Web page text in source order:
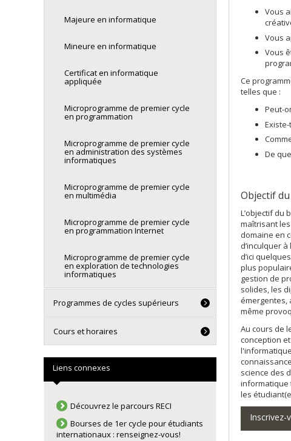
Vous
Vous
Vous
Ce
telles que :
Peut-
De
Objectif
L’objectif du
maîtrisant
domaine en
d’inculquer
d’ici
plus
gestion de
solides, les
émergentes,
même
Au cours de
conception
science des
informatique
les
Inscrivez-
Majeure en informatique
Mineure en informatique
Certificat en informatique
appliquée
Microprogramme de premier cycle
en programmation
Microprogramme de premier cycle
en administration des systèmes
informatiques
Microprogramme de premier cycle
en multimédia
Microprogramme de premier cycle
en programmation Internet
Microprogramme de premier cycle
en exploration de technologies
informatiques
Programmes de cycles supérieurs
Cours et horaires
Liens connexes
Découvrez le parcours RECI
Bourses de 1er cycle pour étudiants
internationaux : renseignez-vous!